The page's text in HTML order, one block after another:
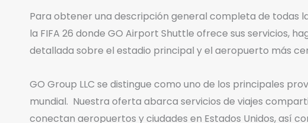
Para obtener una descripción general completa de todas
la FIFA 26 donde GO Airport Shuttle ofrece sus servicios,
detallada sobre el estadio principal y el aeropuerto más
GO Group LLC se distingue como uno de los principales
mundial. Nuestra oferta abarca servicios de viajes
conectan aeropuertos y ciudades en Estados Unidos, así